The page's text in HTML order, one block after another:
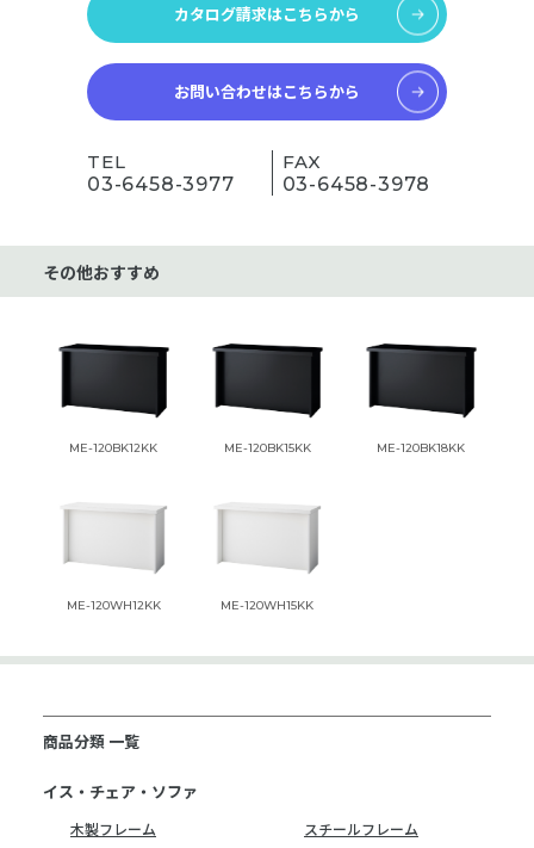
カタログ請求はこちらから
お問い合わせはこちらから
TEL
03-6458-3977
FAX
03-6458-3978
その他おすすめ
ME-120BK12KK ME-120BK15KK ME-120BK18KK
ME-120WH12KK ME-120WH15KK
商品分類 一覧
イス・チェア・ソファ
木製フレーム
スチールフレーム